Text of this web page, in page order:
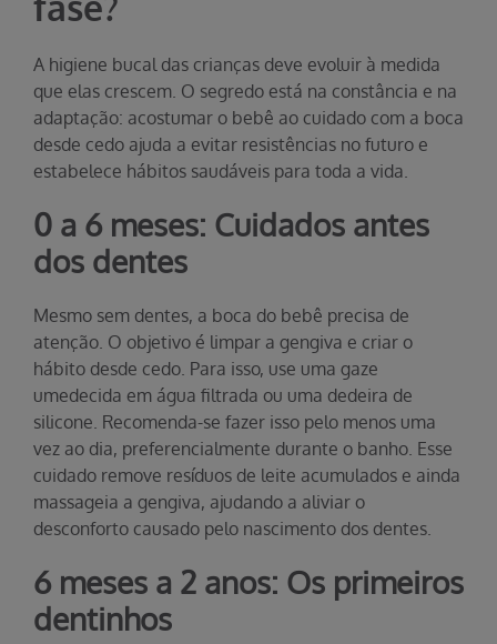
A higiene bucal das crianças deve evoluir à medida
que elas crescem. O segredo está na constância e na
adaptação: acostumar o bebê ao cuidado com a boca
desde cedo ajuda a evitar resistências no futuro e
estabelece hábitos saudáveis para toda a vida.
0 a 6 meses: Cuidados antes
dos dentes
Mesmo sem dentes, a boca do bebê precisa de
atenção. O objetivo é limpar a gengiva e criar o
hábito desde cedo. Para isso, use uma gaze
umedecida em água filtrada ou uma dedeira de
silicone. Recomenda-se fazer isso pelo menos uma
vez ao dia, preferencialmente durante o banho. Esse
cuidado remove resíduos de leite acumulados e ainda
massageia a gengiva, ajudando a aliviar o
desconforto causado pelo nascimento dos dentes.
6 meses a 2 anos: Os primeiros
dentinhos